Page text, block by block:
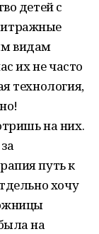
детей с
видам
их не часто
технология,
на них.
путь к
хочу
на